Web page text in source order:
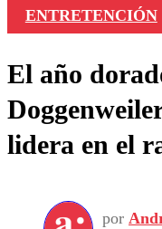
ENTRETENCIÓN
El año
lidera en el
por